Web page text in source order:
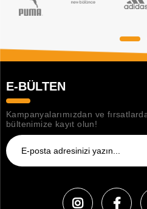
E-BÜLTEN
Kampanyalarımızdan ve
bültenimize kayıt olun!